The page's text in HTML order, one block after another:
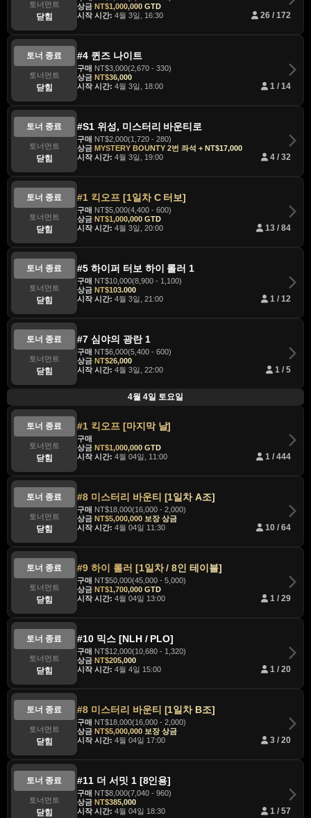
토너먼트
닫힘
상금 NT$1,000,000 GTD
시작 시간: 4월 3일, 16:30 26 / 172
토너 종료
토너먼트
닫힘
#4 퀸즈 나이트
구매 NT$3,000(2,670 - 330)
상금 NT$36,000
시작 시간: 4월 3일, 18:00 1 / 14
토너 종료
토너먼트
닫힘
#S1 위성, 미스터리 바운티로
구매 NT$2,000(1,720 - 280)
상금 MYSTERY BOUNTY 2번 좌석 + NT$17,000
시작 시간: 4월 3일, 19:00 4 / 32
토너 종료
토너먼트
닫힘
#1 킥오프 [1일차 C 터보]
구매 NT$5,000(4,400 - 600)
상금 NT$1,000,000 GTD
시작 시간: 4월 3일, 20:00 13 / 84
토너 종료
토너먼트
닫힘
#5 하이퍼 터보 하이 롤러 1
구매 NT$10,000(8,900 - 1,100)
상금 NT$103.000
시작 시간: 4월 3일, 21:00 1 / 12
토너 종료
토너먼트
닫힘
#7 심야의 광란 1
구매 NT$6,000(5,400 - 600)
상금 NT$26,000
시작 시간: 4월 3일, 22:00 1 / 5
4월 4일 토요일
토너 종료
토너먼트
닫힘
#1 킥오프 [마지막 날]
구매
상금 NT$1,000,000 GTD
시작 시간: 4월 04일, 11:00 1 / 444
토너 종료
토너먼트
닫힘
#8 미스터리 바운티 [1일차 A조]
구매 NT$18,000(16,000 - 2,000)
상금 NT$5,000,000 보장 상금
시작 시간: 4월 04일 11:30 10 / 64
토너 종료
토너먼트
닫힘
#9 하이 롤러 [1일차 / 8인 테이블]
구매 NT$50,000(45,000 - 5,000)
상금 NT$1,700,000 GTD
시작 시간: 4월 04일 13:00 1 / 29
토너 종료
토너먼트
닫힘
#10 믹스 [NLH / PLO]
구매 NT$12,000(10,680 - 1,320)
상금 NT$205,000
시작 시간: 4월 4일 15:00 1 / 20
토너 종료
토너먼트
닫힘
#8 미스터리 바운티 [1일차 B조]
구매 NT$18,000(16,000 - 2,000)
상금 NT$5,000,000 보장 상금
시작 시간: 4월 04일 17:00 3 / 20
토너 종료
토너먼트
닫힘
#11 더 서밋 1 [8인용]
구매 NT$8,000(7,040 - 960)
상금 NT$385,000
시작 시간: 4월 04일 18:30 1 / 57